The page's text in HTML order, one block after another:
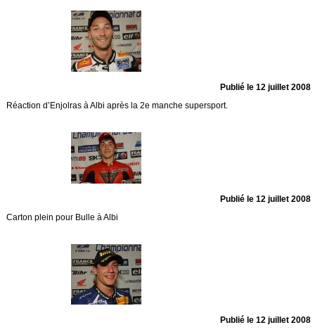
Publié le 12 juillet 2008
Réaction d’Enjolras à Albi après la 2e manche supersport.
Publié le 12 juillet 2008
Carton plein pour Bulle à Albi
Publié le 12 juillet 2008